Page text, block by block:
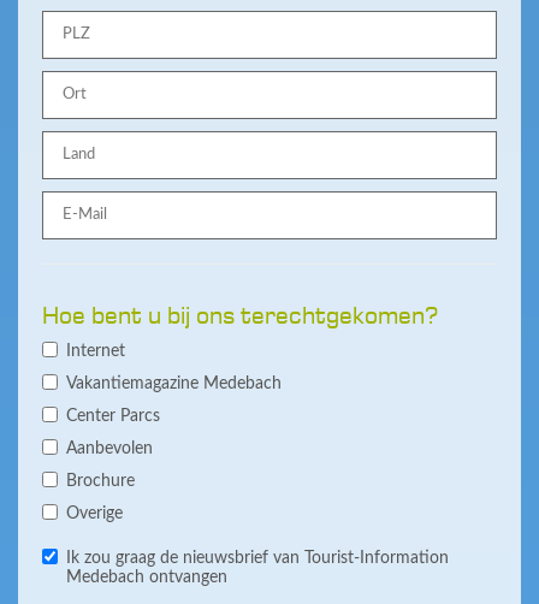
Hoe bent u bij ons terechtgekomen?
Internet
Vakantiemagazine Medebach
Center Parcs
Aanbevolen
Brochure
Overige
Ik zou graag de nieuwsbrief van Tourist-Information
Medebach ontvangen